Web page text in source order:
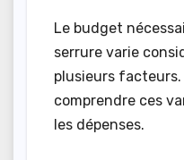
Le budget
serrure varie
plusieurs
comprendre ces
les dépenses.